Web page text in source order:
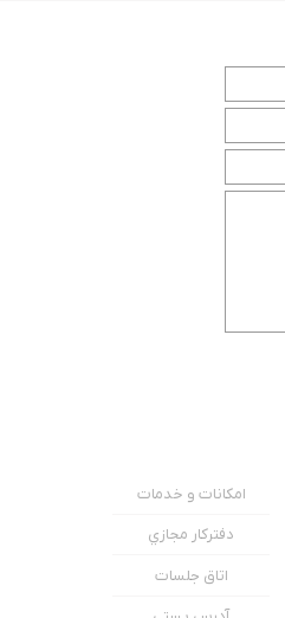
امکانات و خدمات
دفترکار مجازي
اتاق جلسات